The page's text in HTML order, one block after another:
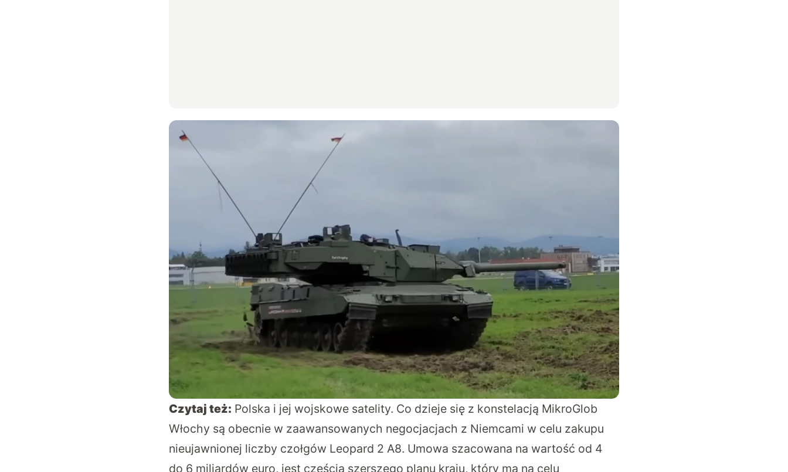
Czytaj też: Polska i jej wojskowe satelity. Co dzieje się z konstelacją MikroGlob
Włochy są obecnie w zaawansowanych negocjacjach z Niemcami w celu zakupu
nieujawnionej liczby czołgów Leopard 2 A8. Umowa szacowana na wartość od 4
do 6 miliardów euro, jest częścią szerszego planu kraju, który ma na celu